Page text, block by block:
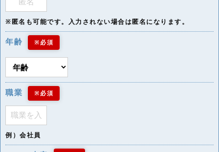
※匿名も可能です。入力されない場合は匿名になります。
年齢 ※必須
職業 ※必須
例）会社員